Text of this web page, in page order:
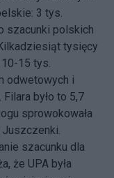
3 tys.
szacunki polskich
tysięcy
15 tys.
odwetowych i
było to 5,7
sprowokowała
szacunku dla
że UPA była